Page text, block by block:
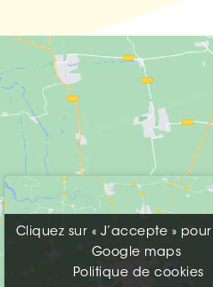
Cliquez sur « J’accepte »
Google maps
Politique de cookies
Cliquez sur « J’accepte »
Google maps
Politique de cookies